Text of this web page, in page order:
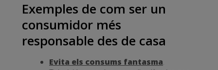
Exemples de com ser un
consumidor més
responsable des de casa
Evita els consums fantasma.